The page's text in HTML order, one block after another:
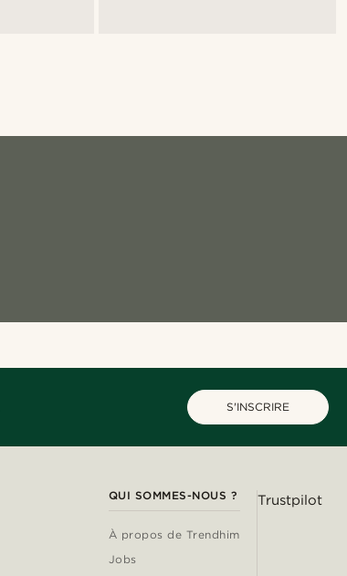
S'INSCRIRE
QUI SOMMES-NOUS ?
À propos de Trendhim
Jobs
Trustpilot